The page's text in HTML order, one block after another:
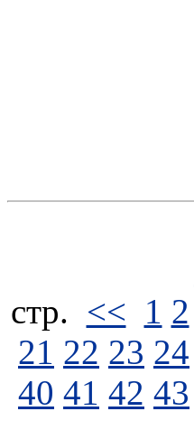
стp. << 1 2
21 22 23 24
40 41 42 43